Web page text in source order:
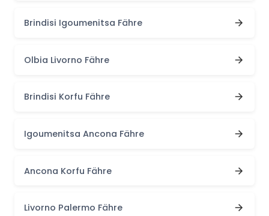
Brindisi Igoumenitsa Fähre
Olbia Livorno Fähre
Brindisi Korfu Fähre
Igoumenitsa Ancona Fähre
Ancona Korfu Fähre
Livorno Palermo Fähre